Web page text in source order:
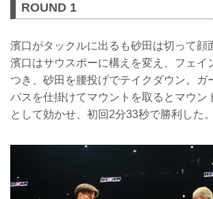
ROUND 1
濱口がタックルに出るも砂田は切って顔
濱口はサウスポーに構えを変え、フェイ
つき、砂田を腰投げでテイクダウン。ガ
パスを仕掛けてマウントを取るとマウン
として効かせ、初回2分33秒で勝利した。